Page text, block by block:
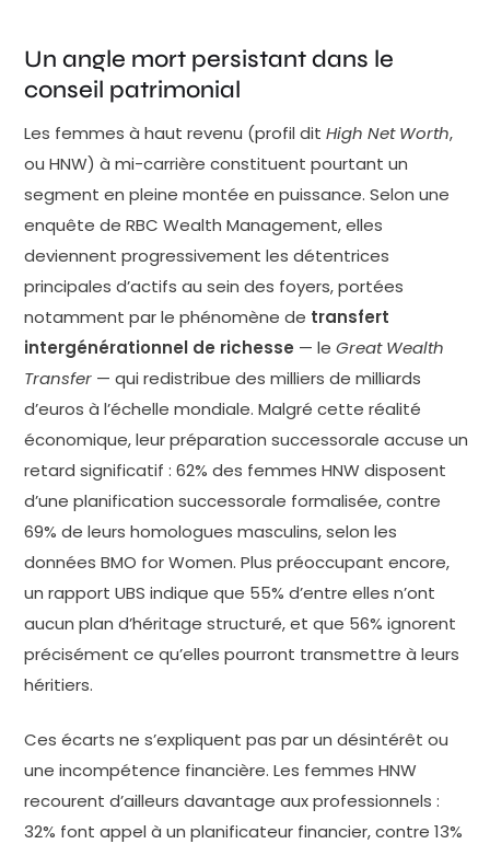
écarts ne s'expliquent pas par un désintérêt ou une
incompétence financière. Les femmes HNW
32% font appel à un planificateur financier, contre
13% pour leurs homologues …
Un angle mort persistant dans le
conseil patrimonial
Les femmes à haut revenu (profil dit High Net Worth,
ou HNW) à mi-carrière constituent pourtant un
segment en pleine montée en puissance. Selon une
enquête de RBC Wealth Management, elles
deviennent progressivement les détentrices
principales d’actifs au sein des foyers, portées
notamment par le phénomène de transfert
intergénérationnel de richesse — le Great Wealth
Transfer — qui redistribue des milliers de milliards
d’euros à l’échelle mondiale. Malgré cette réalité
économique, leur préparation successorale accuse un
retard significatif : 62% des femmes HNW disposent
d’une planification successorale formalisée, contre
69% de leurs homologues masculins, selon les
données BMO for Women. Plus préoccupant encore,
un rapport UBS indique que 55% d’entre elles n’ont
aucun plan d’héritage structuré, et que 56% ignorent
précisément ce qu’elles pourront transmettre à leurs
héritiers.
Ces écarts ne s’expliquent pas par un désintérêt ou
une incompétence financière. Les femmes HNW
recourent d’ailleurs davantage aux professionnels :
32% font appel à un planificateur financier, contre 13%